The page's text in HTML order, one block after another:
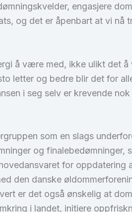
engasjere
og det er åpenbart at vi nå
å være med, ikke ulikt det
letter og bedre blir det for
i seg selv er krevende
som en slags
og finalebedømninger,
for oppdatering
den danske
er det også ønskelig at
i landet, initiere